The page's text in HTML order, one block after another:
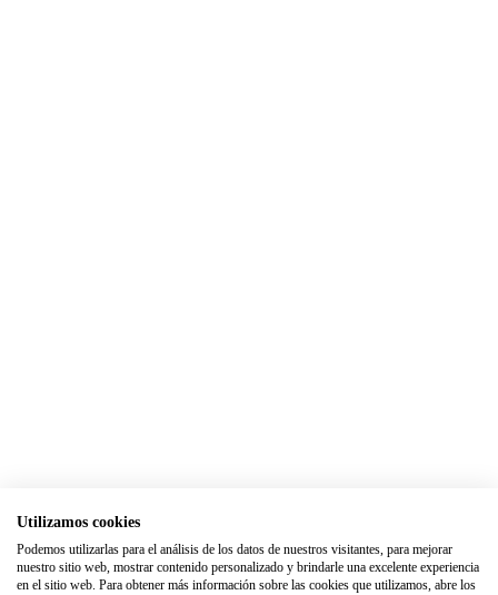
Utilizamos cookies
Podemos utilizarlas para el análisis de los datos de nuestros visitantes, para mejorar
nuestro sitio web, mostrar contenido personalizado y brindarle una excelente experiencia
en el sitio web. Para obtener más información sobre las cookies que utilizamos, abre los